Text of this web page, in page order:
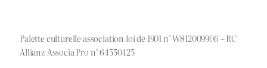
Palette culturelle association loi de 1901 n° W812009906 – RC
Allianz Associa Pro n° 64550425